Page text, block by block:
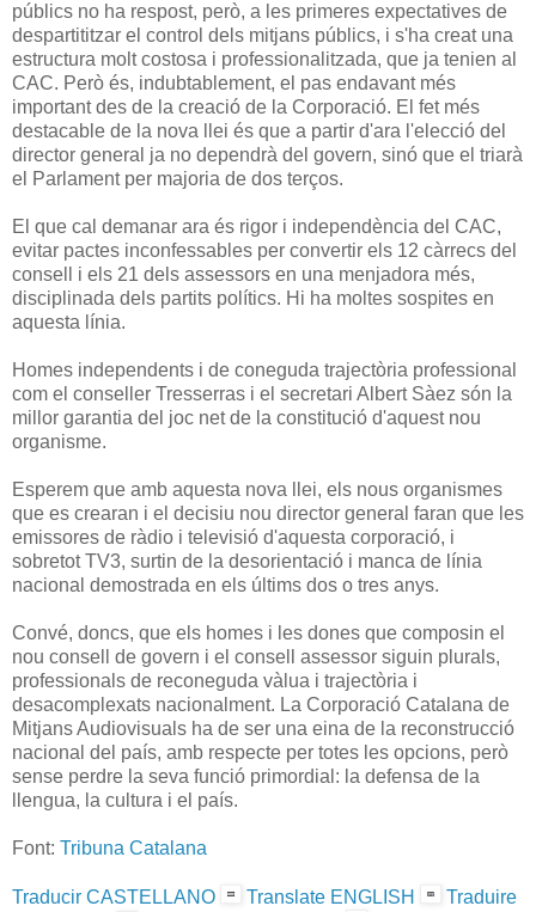
públics no ha respost, però, a les primeres expectatives de
despartititzar el control dels mitjans públics, i s'ha creat una
estructura molt costosa i professionalitzada, que ja tenien al
CAC. Però és, indubtablement, el pas endavant més
important des de la creació de la Corporació. El fet més
destacable de la nova llei és que a partir d'ara l'elecció del
director general ja no dependrà del govern, sinó que el triarà
el Parlament per majoria de dos terços.
El que cal demanar ara és rigor i independència del CAC,
evitar pactes inconfessables per convertir els 12 càrrecs del
consell i els 21 dels assessors en una menjadora més,
disciplinada dels partits polítics. Hi ha moltes sospites en
aquesta línia.
Homes independents i de coneguda trajectòria professional
com el conseller Tresserras i el secretari Albert Sàez són la
millor garantia del joc net de la constitució d'aquest nou
organisme.
Esperem que amb aquesta nova llei, els nous organismes
que es crearan i el decisiu nou director general faran que les
emissores de ràdio i televisió d'aquesta corporació, i
sobretot TV3, surtin de la desorientació i manca de línia
nacional demostrada en els últims dos o tres anys.
Convé, doncs, que els homes i les dones que composin el
nou consell de govern i el consell assessor siguin plurals,
professionals de reconeguda vàlua i trajectòria i
desacomplexats nacionalment. La Corporació Catalana de
Mitjans Audiovisuals ha de ser una eina de la reconstrucció
nacional del país, amb respecte per totes les opcions, però
sense perdre la seva funció primordial: la defensa de la
llengua, la cultura i el país.
Font: Tribuna Catalana
Traducir CASTELLANO Translate ENGLISH Traduire